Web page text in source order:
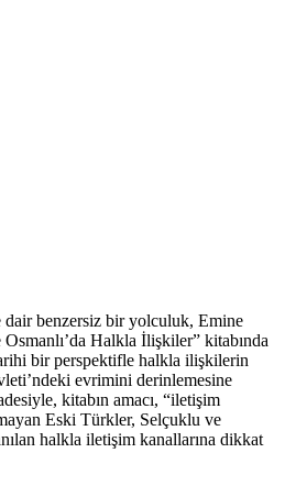
benzersiz bir yolculuk, Emine
Halkla İlişkiler” kitabında
bir perspektifle halkla ilişkilerin
evrimini derinlemesine
kitabın amacı, “iletişim
Eski Türkler, Selçuklu ve
halkla iletişim kanallarına dikkat